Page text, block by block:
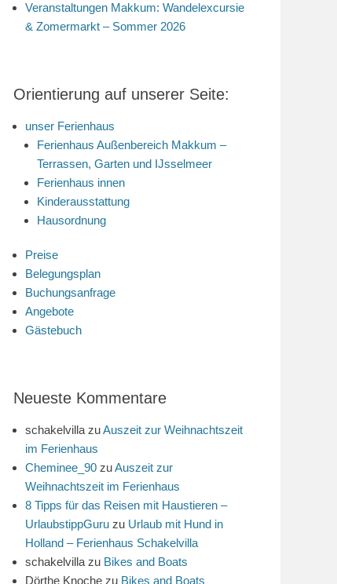
Veranstaltungen Makkum: Wandelexcursie
& Zomermarkt – Sommer 2026
Orientierung auf unserer Seite:
unser Ferienhaus
Ferienhaus Außenbereich Makkum –
Terrassen, Garten und IJsselmeer
Ferienhaus innen
Kinderausstattung
Hausordnung
Preise
Belegungsplan
Buchungsanfrage
Angebote
Gästebuch
Neueste Kommentare
schakelvilla zuAuszeit zur Weihnachtszeit
im Ferienhaus
Cheminee_90 zuAuszeit zur
Weihnachtszeit im Ferienhaus
8 Tipps für das Reisen mit Haustieren –
UrlaubstippGuru zu Urlaub mit Hund in
Holland – Ferienhaus Schakelvilla
schakelvilla zu Bikes and Boats
Dörthe Knoche zu Bikes and Boats